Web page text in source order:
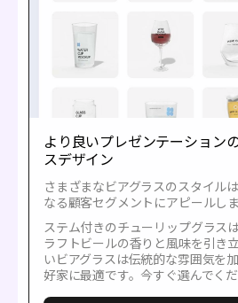
より良いプレゼンテーション
スデザイン
さまざまなビアグラスのスタイル
なる顧客セグメントにアピールしま
ステム付きのチューリップグラス
ラフトビールの香りと風味を引き
いビアグラスは伝統的な雰囲気を
好家に最適です。今すぐ選んでくだ